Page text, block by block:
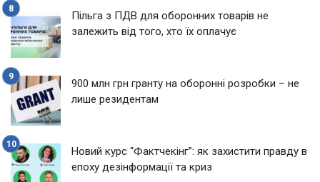
Пільга з ПДВ для оборонних товарів не
залежить від того, хто їх оплачує
900 млн грн гранту на оборонні розробки – не
лише резидентам
Новий курс “Фактчекінг”: як захистити правду в
епоху дезінформації та криз